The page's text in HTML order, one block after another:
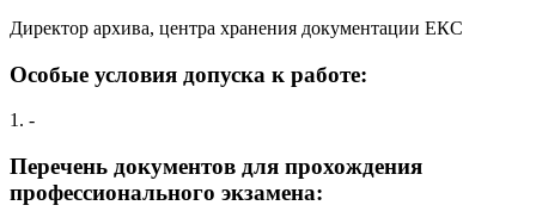
Директор архива, центра хранения документации ЕКС
Особые условия допуска к работе:
1. -
Перечень документов для прохождения
профессионального экзамена: